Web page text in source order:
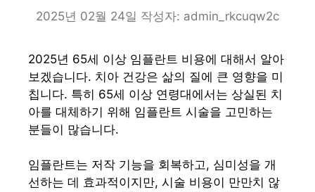
2025년 02월 24일 작성자: admin_rkcuqw2c
2025년 65세 이상 임플란트 비용에 대해서 알아
보겠습니다. 치아 건강은 삶의 질에 큰 영향을 미
칩니다. 특히 65세 이상 연령대에서는 상실된 치
아를 대체하기 위해 임플란트 시술을 고민하는
분들이 많습니다.
임플란트는 저작 기능을 회복하고, 심미성을 개
선하는 데 효과적이지만, 시술 비용이 만만치 않